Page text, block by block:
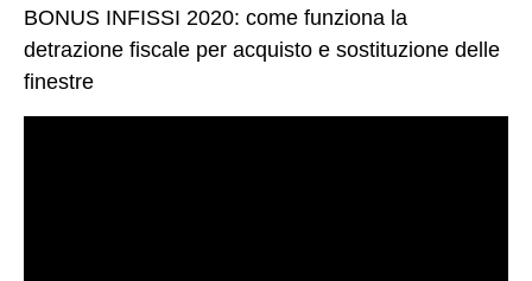
BONUS INFISSI 2020: come funziona la
detrazione fiscale per acquisto e sostituzione delle
finestre